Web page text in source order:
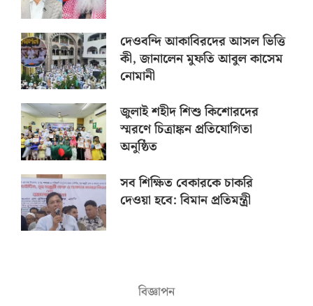
দেওবন্দি আকাবিরদের আসল ভিত্তি
কী, জানালেন মুফতি আবুল কাসেম
নোমানী
জুলাই শহীদ শিশু কিশোরদের
স্মরণে চিত্রাঙ্কন প্রতিযোগিতা
অনুষ্ঠিত
সব শিক্ষিত বেকারকে চাকরি
দেওয়া হবে: বিমান প্রতিমন্ত্রী
বিজ্ঞাপন